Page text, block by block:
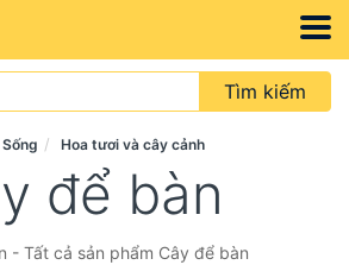
Tìm kiếm
Hoa tươi và cây cảnh
để bàn
- Tất cả sản phẩm Cây để bàn